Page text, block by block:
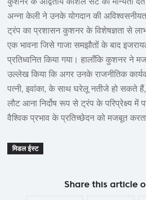
अन्ना केली ने उनके योगदान की
ट्रंप का प्रशासन कुशनर के विशेषज्ञता से
एक भावना जिसे गाजा समझौतों के बाद
प्रतिध्वनित किया गया। हालाँकि कुशनर ने
उल्लेख किया कि अगर उनके राजनीतिक
पत्नी, इवांका, के साथ घरेलू नतीजे हो सकते
लौट आना निर्दोष रूप से ट्रंप के परिप्रेक्ष्य में
वैश्विक प्रभाव के प्रतिच्छेदन को मजबूत
मिडल ईस्ट
Share this article